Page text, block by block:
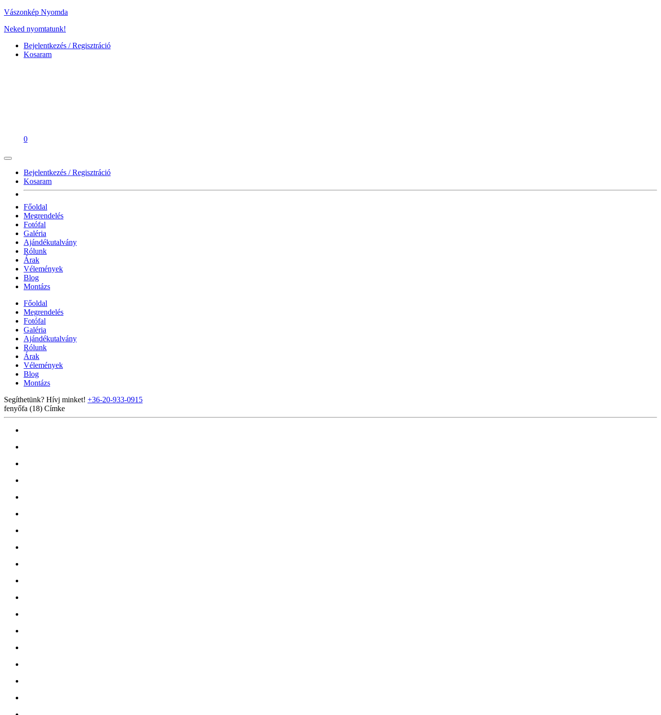
Vászonkép Nyomda
Neked nyomtatunk!
Bejelentkezés / Regisztráció
Kosaram
0
Bejelentkezés / Regisztráció
Kosaram
Főoldal
Megrendelés
Fotófal
Galéria
Ajándékutalvány
Rólunk
Árak
Vélemények
Blog
Montázs
Főoldal
Megrendelés
Fotófal
Galéria
Ajándékutalvány
Rólunk
Árak
Vélemények
Blog
Montázs
Segíthetünk? Hívj minket! +36-20-933-0915
fenyőfa (18) Címke